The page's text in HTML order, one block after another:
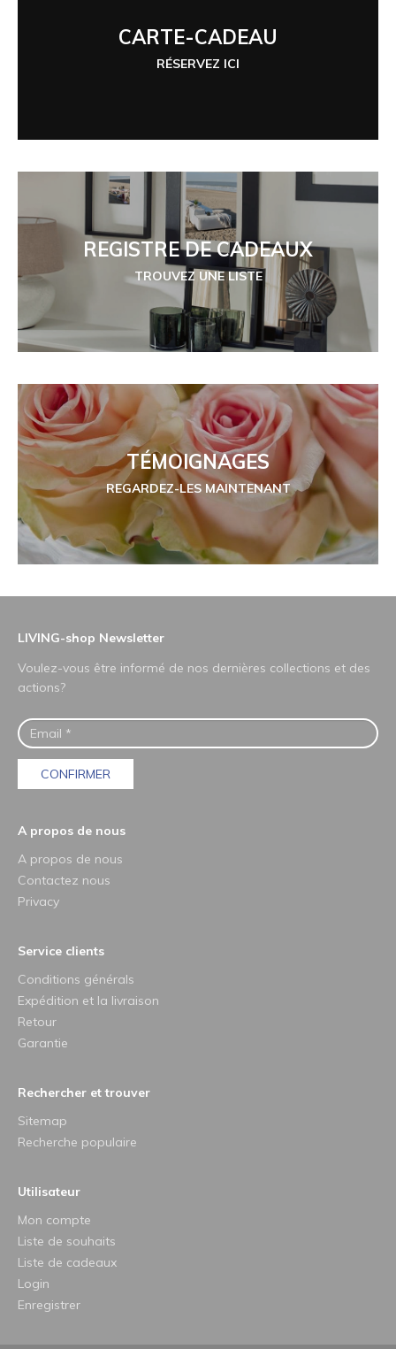
CARTE-CADEAU
RÉSERVEZ ICI
REGISTRE DE CADEAUX
TROUVEZ UNE LISTE
TÉMOIGNAGES
REGARDEZ-LES MAINTENANT
LIVING-shop Newsletter
Voulez-vous être informé de nos dernières collections et des
actions?
CONFIRMER
A propos de nous
A propos de nous
Contactez nous
Privacy
Service clients
Conditions générals
Expédition et la livraison
Retour
Garantie
Rechercher et trouver
Sitemap
Recherche populaire
Utilisateur
Mon compte
Liste de souhaits
Liste de cadeaux
Login
Enregistrer